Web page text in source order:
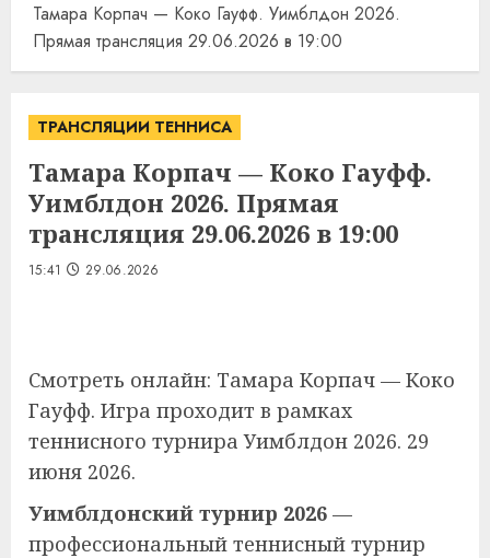
Тамара Корпач — Коко Гауфф. Уимблдон 2026.
Прямая трансляция 29.06.2026 в 19:00
ТРАНСЛЯЦИИ ТЕННИСА
Тамара Корпач — Коко Гауфф.
Уимблдон 2026. Прямая
трансляция 29.06.2026 в 19:00
15:41 29.06.2026
Смотреть онлайн: Тамара Корпач — Коко
Гауфф. Игра проходит в рамках
теннисного турнира Уимблдон 2026. 29
июня 2026.
Уимблдонский турнир 2026 —
профессиональный теннисный турнир